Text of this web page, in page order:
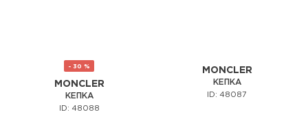
- 30 %
MONCLER
КЕПКА
ID: 48088
MONCLER
КЕПКА
ID: 48087